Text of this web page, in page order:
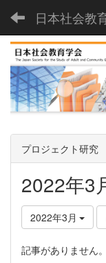
日本社会教
プロジェクト研究
2022年3
2022年3月
記事がありません。